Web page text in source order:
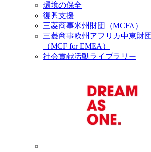
環境の保全
復興支援
三菱商事米州財団（MCFA）
三菱商事欧州アフリカ中東財団
（MCF for EMEA）
社会貢献活動ライブラリー